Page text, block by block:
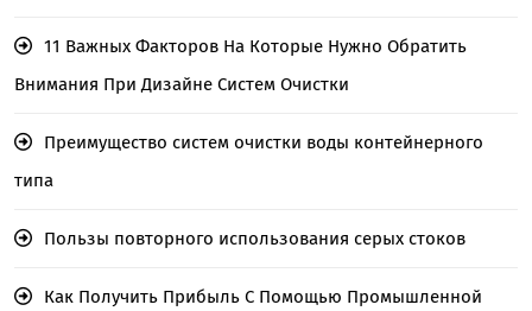
11 Важных Факторов На Которые Нужно Обратить
Внимания При Дизайне Систем Очистки
Преимущество систем очистки воды контейнерного
типа
Пользы повторного использования серых стоков
Как Получить Прибыль С Помощью Промышленной